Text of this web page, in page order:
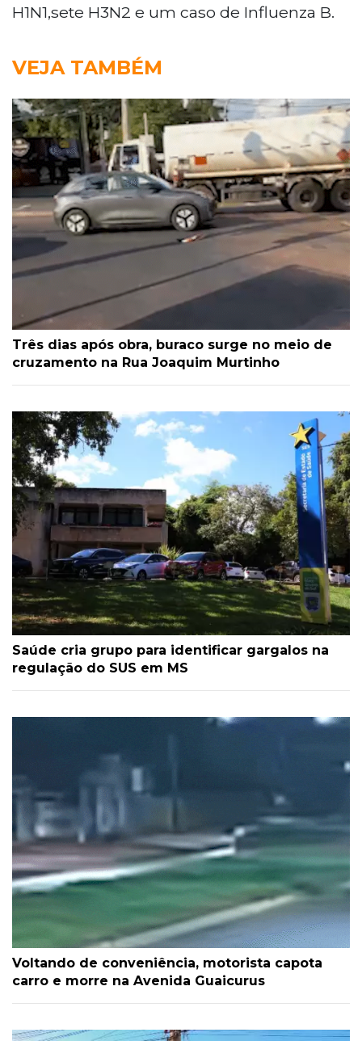
H1N1,sete H3N2 e um caso de Influenza B.
VEJA TAMBÉM
Três dias após obra, buraco surge no meio de
cruzamento na Rua Joaquim Murtinho
Saúde cria grupo para identificar gargalos na
regulação do SUS em MS
Voltando de conveniência, motorista capota
carro e morre na Avenida Guaicurus